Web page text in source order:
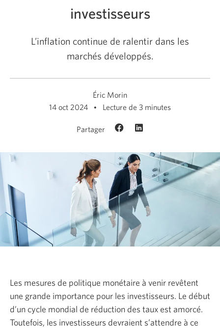
investisseurs
L’inflation continue de ralentir dans les
marchés développés.
Éric Morin
14 oct 2024
Lecture de 3 minutes
Partager
Les mesures de politique monétaire à venir revêtent
une grande importance pour les investisseurs. Le début
d’un cycle mondial de réduction des taux est amorcé.
Toutefois, les investisseurs devraient s’attendre à ce